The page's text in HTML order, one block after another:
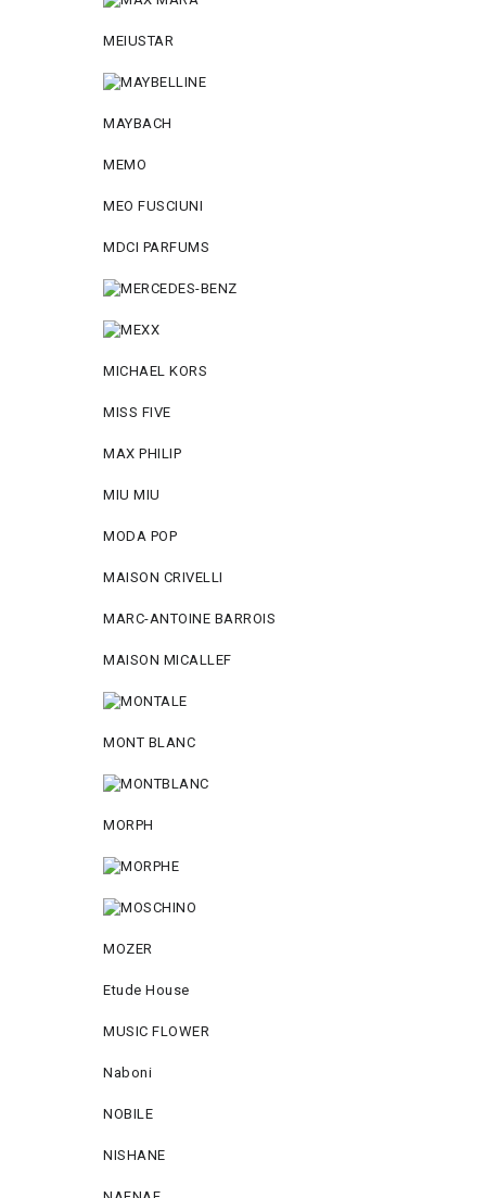
MEIUSTAR
MAYBACH
MEMO
MEO FUSCIUNI
MDCI PARFUMS
MICHAEL KORS
MISS FIVE
MAX PHILIP
MIU MIU
MODA POP
MAISON CRIVELLI
MARC-ANTOINE BARROIS
MAISON MICALLEF
MONT BLANC
MORPH
MOZER
Etude House
MUSIC FLOWER
Naboni
NOBILE
NISHANE